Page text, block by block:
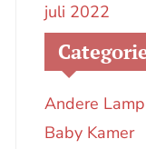
juli 2022
Andere Lamp
Baby Kamer